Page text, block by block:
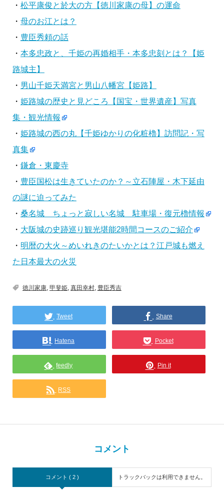
・ 松平康俊と於大の方【徳川家康の母】の運命
・ 母のお江とは？
・ 豊臣秀頼の話
・ 本多忠政と、千姫の再婚相手・本多忠刻とは？【姫
路城主】
・ 男山千姫天満宮と男山八幡宮【姫路】
・ 姫路城の歴史と見どころ【国宝・世界遺産】写真
集・観光情報
・ 姫路城の西の丸【千姫ゆかりの化粧櫓】訪問記・写
真集
・ 鎌倉・東慶寺
・ 豊臣国松は生きていたのか？～立石陣屋・木下延由
の謎に迫ってみた
・ 桑名城 ちょっと寂しい名城 駐車場・復元櫓情報
・ 大阪城の史跡巡り観光堪能2時間コースのご紹介
・ 明暦の大火～めいれきのたいかとは？江戸城も燃え
た日本最大の火災
徳川家康, 甲斐姫, 真田幸村, 豊臣秀吉
Tweet Share
Hatena Pocket
feedly Pin it
RSS
コメント
コメント ( 2 ) トラックバックは利用できません。